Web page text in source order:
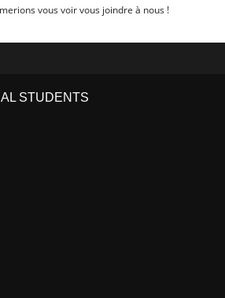
vous voir vous joindre à nous !
STUDENTS